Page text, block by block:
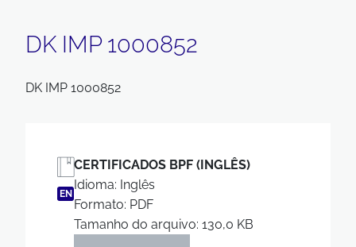
DK IMP 1000852
DK IMP 1000852
EN
CERTIFICADOS BPF (INGLÊS)
Idioma: Inglês
Formato: PDF
Tamanho do arquivo: 130,0 KB